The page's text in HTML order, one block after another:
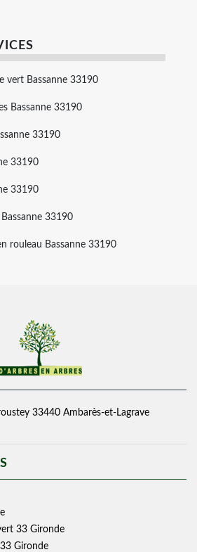
vert Bassanne 33190
Bassanne 33190
33190
33190
33190
33190
rouleau Bassanne 33190
33440 Ambarès-et-Lagrave
33 Gironde
Gironde